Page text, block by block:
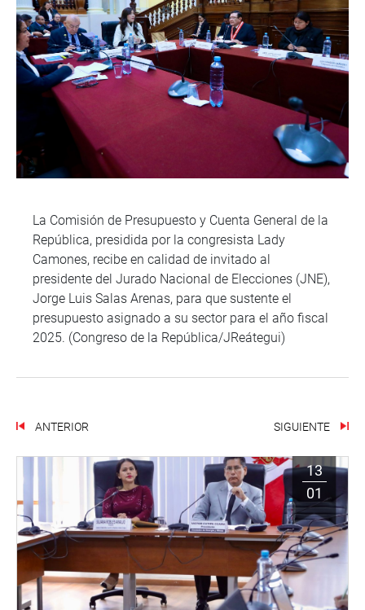
La Comisión de Presupuesto y Cuenta General de la
República, presidida por la congresista Lady
Camones, recibe en calidad de invitado al
presidente del Jurado Nacional de Elecciones (JNE),
Jorge Luis Salas Arenas, para que sustente el
presupuesto asignado a su sector para el año fiscal
2025. (Congreso de la República/JReátegui)
ANTERIOR SIGUIENTE
13
01